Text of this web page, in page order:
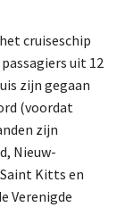
cruiseschip
uit 12
zijn gegaan
(voordat
zijn
Nieuw-
Kitts en
Verenigde